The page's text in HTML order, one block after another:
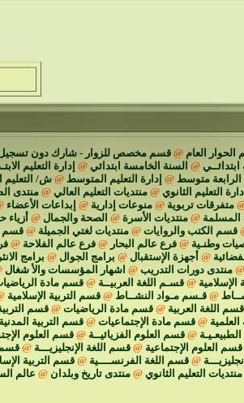
العام @قسم مخصص للزوار - شارك دون
ابتدائــي @ السنة الخامسة ابتدائي @ إدارة التعليم
الرابعة متوسط @ إدارة التعليم المتوسط @ ش/ التعليم
إدارة التعليم الثانوي @ منتديات التعليم العالي @ منتدى
متفرقات تربوية @ منوعات إدارية @ إبداعات الأعضاء
@ منتديات الأسرة @ الصحة والجمال @ أزياء
قسم الكتب والروايات @منتديات لغتي الجميلة @قسم
وطنـية @فرع عالم البحار @فرع عالم الفلاحة @
@ أجهزة الإستقبال @ برامج الجوال @ برامج
@ منتدى دورات التدريب @ اشهار المؤسسات والأ شغال
الإسلامية @قسـم اللغة العربيــة @قسم مادة
@قـسم مـواد النشــاط @قسم التربية الإسلامية
قسم اللغة العربية @قسم مادة الرياضيات @قسم
@ قسم مادة الإجتماعيات @ قسم التربية المدنية
@قسم العلوم الفزيائيــة @قسم العلوم
قسم العلوم الإجتماعية @ قسم اللغة الإنجليزيـــة @ قسم
@قسم اللغة الفرنســــية @قسم التربية
منتديات التعليم الثانوي @ منتدى تاريخ وبلدان @ عالم